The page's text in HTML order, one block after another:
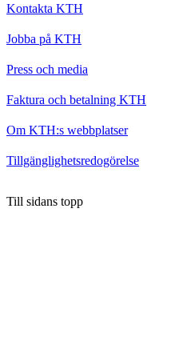
Kontakta KTH
Jobba på KTH
Press och media
Faktura och betalning KTH
Om KTH:s webbplatser
Tillgänglighetsredogörelse
Till sidans topp